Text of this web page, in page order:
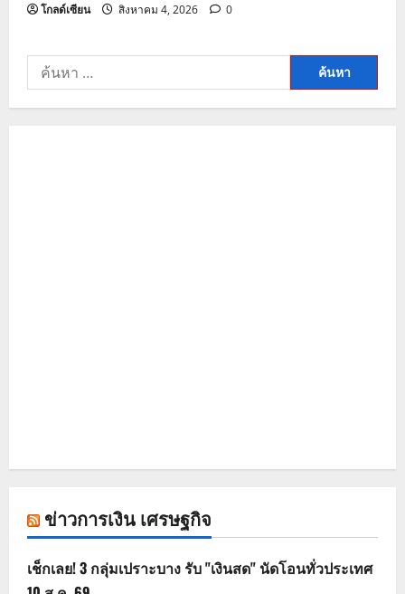
โกลด์เซียน สิงหาคม 4, 2026 0
ค้นหา
สำหรับ:
ข่าวการเงิน เศรษฐกิจ
เช็กเลย! 3 กลุ่มเปราะบาง รับ "เงินสด" นัดโอนทั่วประเทศ